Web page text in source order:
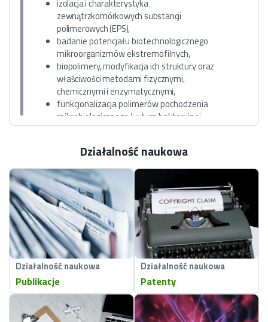
izolacja i charakterystyka
zewnątrzkomórkowych substancji
polimerowych (EPS),
badanie potencjału biotechnologicznego
mikroorganizmów ekstremofilnych,
biopolimery, modyfikacja ich struktury oraz
właściwości metodami fizycznymi,
chemicznymi i enzymatycznymi,
funkcjonalizacja polimerów pochodzenia
mikrobiologicznego (w tym bakteryjnej
nanocelulozy), produkcja kompozytów o
przemysłu i medycynie,
modelowanie i matematyczna
optymalizacja procesów
biotechnologicznych,
poszukiwanie nowych, unikatowych
substancji polimerowych pochodzenia
naturalnego, mogącychstanowić atrakcyjną i
konkurencyjną alternatywę dla powszechnie
stosowanych związków syntetyzowanych
chemicznie.
UDZIAŁ W REALIZACJI PROJEKTÓW
BADAWCZYCH:
Działalność naukowa
Działalność naukowa
Publikacje
Działalność naukowa
Patenty